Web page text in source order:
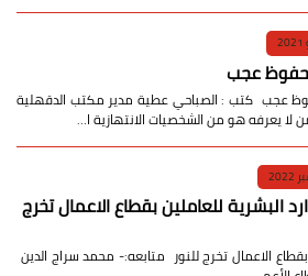
عجب
عجب كتب : الصباحي عطية مدير مكتب الدقهلية
يعرفه هو من الشخصيات الانتهازية ا…
البشرية للعاملين بقطاع الاعمال تخرج
بقطاع الاعمال تخرج للنور متابعه:- محمد سراج الدين